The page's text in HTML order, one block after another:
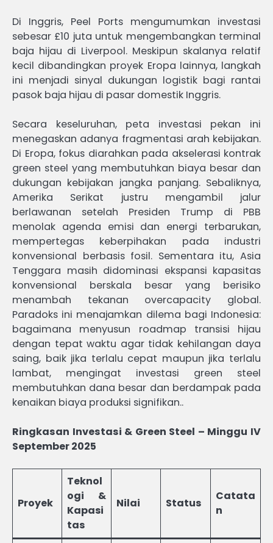
Di Inggris, Peel Ports mengumumkan investasi
sebesar £10 juta untuk mengembangkan terminal
baja hijau di Liverpool. Meskipun skalanya relatif
kecil dibandingkan proyek Eropa lainnya, langkah
ini menjadi sinyal dukungan logistik bagi rantai
pasok baja hijau di pasar domestik Inggris.
Secara keseluruhan, peta investasi pekan ini
menegaskan adanya fragmentasi arah kebijakan.
Di Eropa, fokus diarahkan pada akselerasi kontrak
green steel yang membutuhkan biaya besar dan
dukungan kebijakan jangka panjang. Sebaliknya,
Amerika Serikat justru mengambil jalur
berlawanan setelah Presiden Trump di PBB
menolak agenda emisi dan energi terbarukan,
mempertegas keberpihakan pada industri
konvensional berbasis fosil. Sementara itu, Asia
Tenggara masih didominasi ekspansi kapasitas
konvensional berskala besar yang berisiko
menambah tekanan overcapacity global.
Paradoks ini menajamkan dilema bagi Indonesia:
bagaimana menyusun roadmap transisi hijau
dengan tepat waktu agar tidak kehilangan daya
saing, baik jika terlalu cepat maupun jika terlalu
lambat, mengingat investasi green steel
membutuhkan dana besar dan berdampak pada
kenaikan biaya produksi signifikan..
Ringkasan Investasi & Green Steel – Minggu IV
September 2025
Proyek
Teknol
ogi &
Kapasi
tas
Nilai Status
Catata
n